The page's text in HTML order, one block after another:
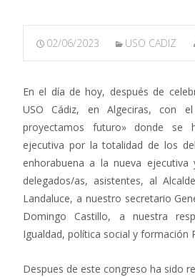
02/06/2023 USO CADIZ
En el día de hoy, después de
USO Cádiz, en Algeciras, con
proyectamos futuro» donde se
ejecutiva por la totalidad de los
enhorabuena a la nueva
delegados/as, asistentes, al
Landaluce, a nuestro secretario
Domingo Castillo, a nuestra
Igualdad, política social y formación
Despues de este congreso ha sido